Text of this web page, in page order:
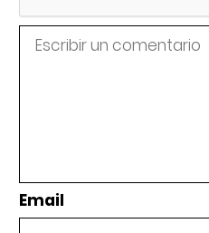
Email